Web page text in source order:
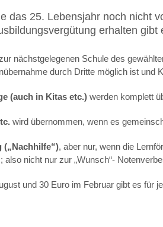
das 25. Lebensjahr noch nicht
erhalten gibt
nächstgelegenen Schule des
durch Dritte möglich ist und
(auch in Kitas etc.) werden komplett
wird übernommen, wenn es
(„Nachhilfe“), aber nur, wenn die
nicht nur zur „Wunsch“-
und 30 Euro im Februar gibt es für